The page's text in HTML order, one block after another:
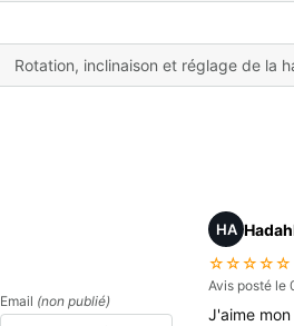
Rotation, inclinaison et réglage de la
Email (non publié)
HA
☆☆☆☆☆
Avis posté le
J'aime